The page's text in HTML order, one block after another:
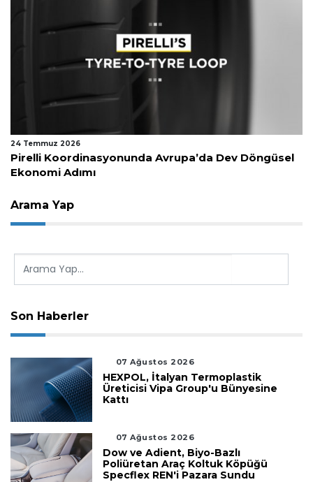
24 Temmuz 2026
Pirelli Koordinasyonunda Avrupa’da Dev Döngüsel
Ekonomi Adımı
Arama Yap
Son Haberler
07 Ağustos 2026
HEXPOL, İtalyan Termoplastik
Üreticisi Vipa Group'u Bünyesine
Kattı
07 Ağustos 2026
Dow ve Adient, Biyo-Bazlı
Poliüretan Araç Koltuk Köpüğü
Specflex REN'i Pazara Sundu